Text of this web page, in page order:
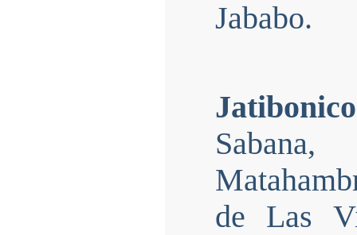
Jababo.
Jatibonico
de Las